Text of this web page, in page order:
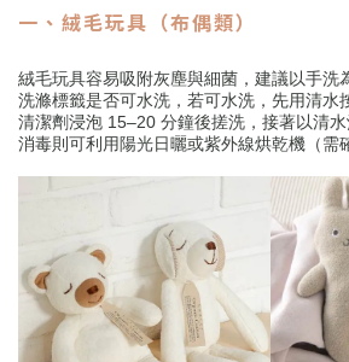
一、絨毛玩具（布偶類）
絨毛玩具容易吸附灰塵與細菌，建議以手洗
洗滌標籤是否可水洗，若可水洗，先用清水
清潔劑浸泡 15–20 分鐘後搓洗，接著以清水
消毒則可利用陽光日曬或紫外線烘乾機（需